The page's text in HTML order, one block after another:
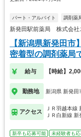
パート・アルバイト 調剤薬
新発田駅前薬局 株式会社
【新潟県新発田
密着型の調剤薬局
給与 【時給】
勤務地 新潟県 新発田
アクセス
ＪＲ羽越本線
ＪＲ白新線 新
新卒も応募可能 未経験者も